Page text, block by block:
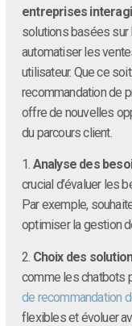
entreprises
solutions basées sur
automatiser les
utilisateur. Que ce
recommandation de
offre de nouvelles
du parcours client.
1. Analyse des
crucial d’évaluer les
Par exemple,
optimiser la gestion
2. Choix des
comme les chatbots
de recommandation
flexibles et évoluer